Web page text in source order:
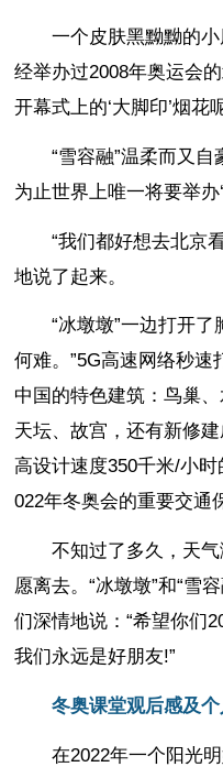
一个皮肤黑黝黝的
经举办过2008年奥运会
开幕式上的‘大脚印’烟花
“雪容融”温柔而又
为止世界上唯一将要举办
“我们都好想去北京
地说了起来。
“冰墩墩”一边打开
何难。”5G高速网络秒
中国的特色建筑：鸟巢
天坛、故宫，还有新修
高设计速度350千米/小
022年冬奥会的重要交通
不知过了多久，天
愿离去。“冰墩墩”和“雪
们深情地说：“希望你们
我们永远是好朋友!”
冬奥课堂观后感及
在2022年一个阳光